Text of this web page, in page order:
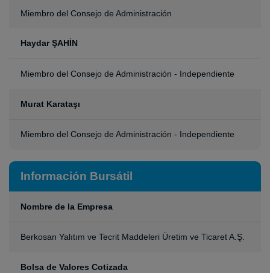
Miembro del Consejo de Administración
Haydar ŞAHİN
Miembro del Consejo de Administración - Independiente
Murat Karataşı
Miembro del Consejo de Administración - Independiente
Información Bursátil
Nombre de la Empresa
Berkosan Yalıtım ve Tecrit Maddeleri Üretim ve Ticaret A.Ş.
Bolsa de Valores Cotizada